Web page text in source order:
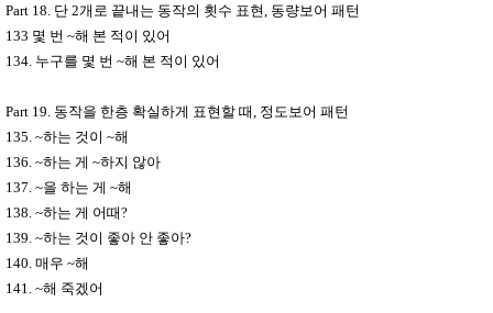
Part 18. 단 2개로 끝내는 동작의 횟수 표현 동량보어 패턴
133 몇 번 ~해 본 적이 있어
134. 누구를 몇 번 ~해 본 적이 있어
Part 19. 동작을 한층 확실하게 표현할 때 정도보어 패턴
135. ~하는 것이 ~해
136. ~하는 게 ~하지 않아
137. ~을 하는 게 ~해
138. ~하는 게 어때?
139. ~하는 것이 좋아 안 좋아?
140. 매우 ~해
141. ~해 죽겠어